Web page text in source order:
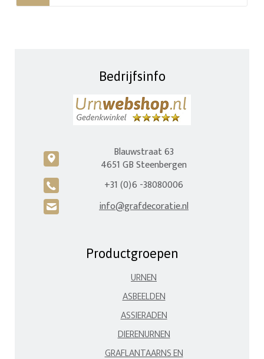
Bedrijfsinfo
c
Blauwstraat 63
4651 GB Steenbergen
A +31 (0)6 -38080006
H info@grafdecoratie.nl
Productgroepen
URNEN
ASBEELDEN
ASSIERADEN
DIERENURNEN
GRAFLANTAARNS EN